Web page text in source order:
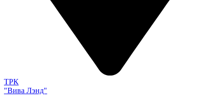
ТРК
"Вива Лэнд"